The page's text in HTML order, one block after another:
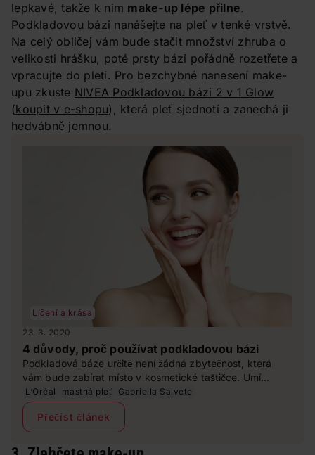
lepkavé, takže k nim make-up lépe přilne.
Podkladovou bázi nanášejte na pleť v tenké vrstvě.
Na celý obličej vám bude stačit množství zhruba o
velikosti hrášku, poté prsty bázi pořádně rozetřete a
vpracujte do pleti. Pro bezchybné nanesení make-
upu zkuste NIVEA Podkladovou bázi 2 v 1 Glow
(koupit v e-shopu), která pleť sjednotí a zanechá ji
hedvábně jemnou.
Líčení a krása
23. 3. 2020
4 důvody, proč používat podkladovou bázi
Podkladová báze určitě není žádná zbytečnost, která
vám bude zabírat místo v kosmetické taštičce. Umí
spoustu věcí a je přímo jako dělaná na spoustu
nedokonalostí pleti. A pro jaké typy pleti se hodí?
L‘Oréal mastná pleť Gabriella Salvete
Přečíst článek